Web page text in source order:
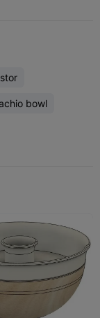
bowl